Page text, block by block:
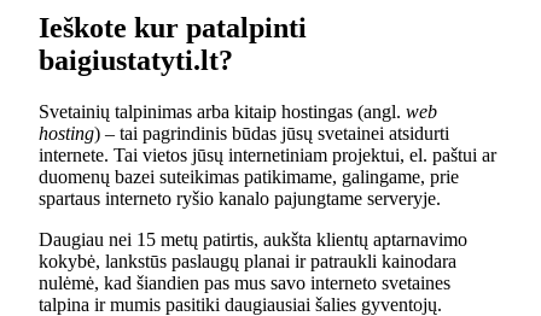
Ieškote kur patalpinti
baigiustatyti.lt?
Svetainių talpinimas arba kitaip hostingas (angl. web
hosting) – tai pagrindinis būdas jūsų svetainei atsidurti
internete. Tai vietos jūsų internetiniam projektui, el. paštui ar
duomenų bazei suteikimas patikimame, galingame, prie
spartaus interneto ryšio kanalo pajungtame serveryje.
Daugiau nei 15 metų patirtis, aukšta klientų aptarnavimo
kokybė, lankstūs paslaugų planai ir patraukli kainodara
nulėmė, kad šiandien pas mus savo interneto svetaines
talpina ir mumis pasitiki daugiausiai šalies gyventojų.